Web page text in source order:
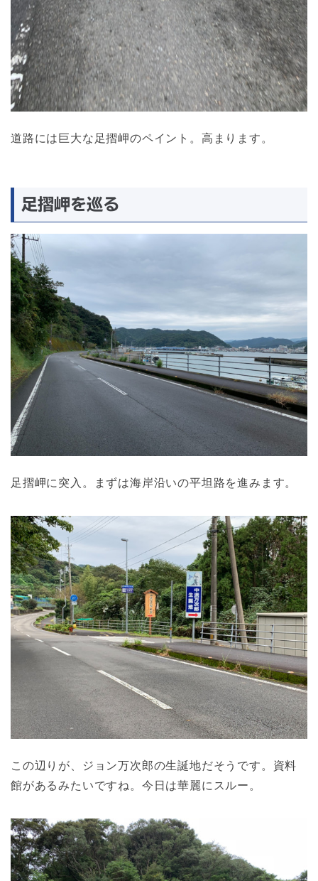
道路には巨大な足摺岬のペイント。高まります。
足摺岬を巡る
足摺岬に突入。まずは海岸沿いの平坦路を進みます。
この辺りが、ジョン万次郎の生誕地だそうです。資料
館があるみたいですね。今日は華麗にスルー。